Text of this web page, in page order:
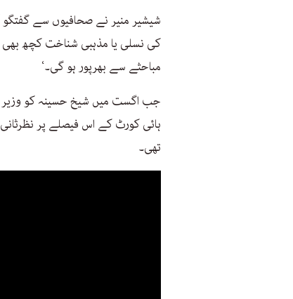
شیشیر منیر نے صحافیوں سے گفتگو
کی نسلی یا مذہبی شناخت کچھ بھی
مباحثے سے بھرپور ہو گی۔‘
ہائی کورٹ کے اس فیصلے پر
تھی۔